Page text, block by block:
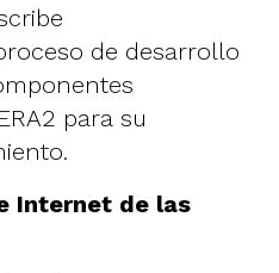
de desarrollo
para su
Internet de las